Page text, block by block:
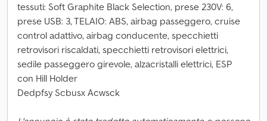
tessuti: Soft Graphite Black Selection, prese 230V: 6,
prese USB: 3, TELAIO: ABS, airbag passeggero, cruise
control adattivo, airbag conducente, specchietti
retrovisori riscaldati, specchietti retrovisori elettrici,
sedile passeggero girevole, alzacristalli elettrici, ESP
con Hill Holder
Dedpfsy Scbusx Acwsck